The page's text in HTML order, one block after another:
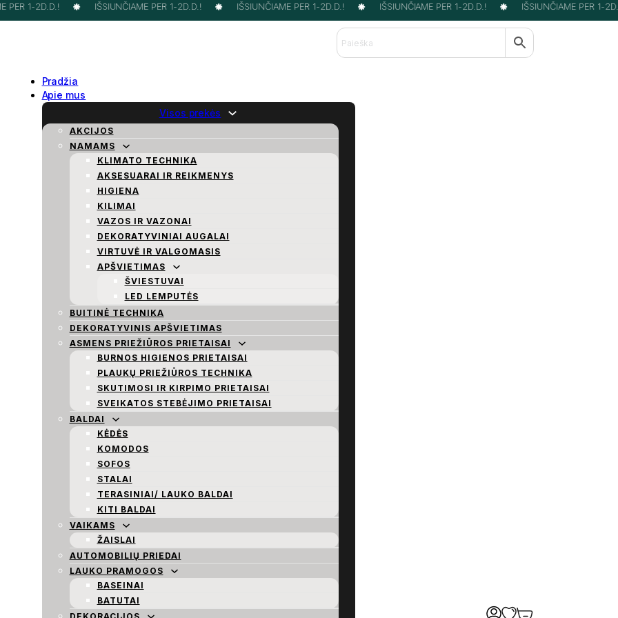
PER 1-2D.D.! IŠSIUNČIAME PER 1-2D.D.! IŠSIUNČIAME PER 1-2D.D.! IŠSIUNČIAME PER 1-2D.D.! IŠSIUNČIAME PER 1-
Pradžia
Apie mus
Visos prekės
AKCIJOS
NAMAMS
KLIMATO TECHNIKA
AKSESUARAI IR REIKMENYS
HIGIENA
KILIMAI
VAZOS IR VAZONAI
DEKORATYVINIAI AUGALAI
VIRTUVĖ IR VALGOMASIS
APŠVIETIMAS
ŠVIESTUVAI
LED LEMPUTĖS
BUITINĖ TECHNIKA
DEKORATYVINIS APŠVIETIMAS
ASMENS PRIEŽIŪROS PRIETAISAI
BURNOS HIGIENOS PRIETAISAI
PLAUKŲ PRIEŽIŪROS TECHNIKA
SKUTIMOSI IR KIRPIMO PRIETAISAI
SVEIKATOS STEBĖJIMO PRIETAISAI
BALDAI
KĖDĖS
KOMODOS
SOFOS
STALAI
TERASINIAI/ LAUKO BALDAI
KITI BALDAI
VAIKAMS
ŽAISLAI
AUTOMOBILIŲ PRIEDAI
LAUKO PRAMOGOS
BASEINAI
BATUTAI